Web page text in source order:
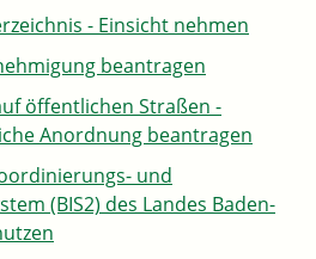
- Einsicht nehmen
beantragen
öffentlichen Straßen -
Anordnung beantragen
und
(BIS2) des Landes Baden-